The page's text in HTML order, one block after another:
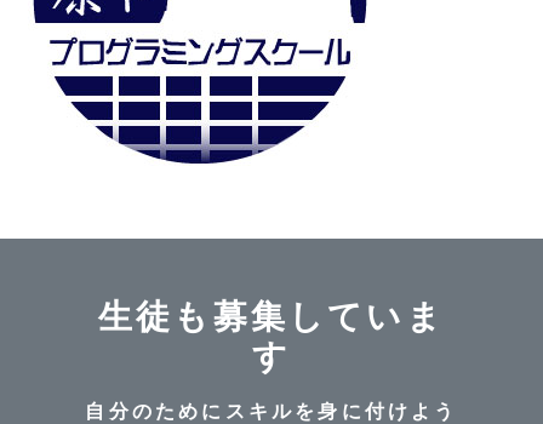
生徒も募集していま
す
自分のためにスキルを身に付けよう